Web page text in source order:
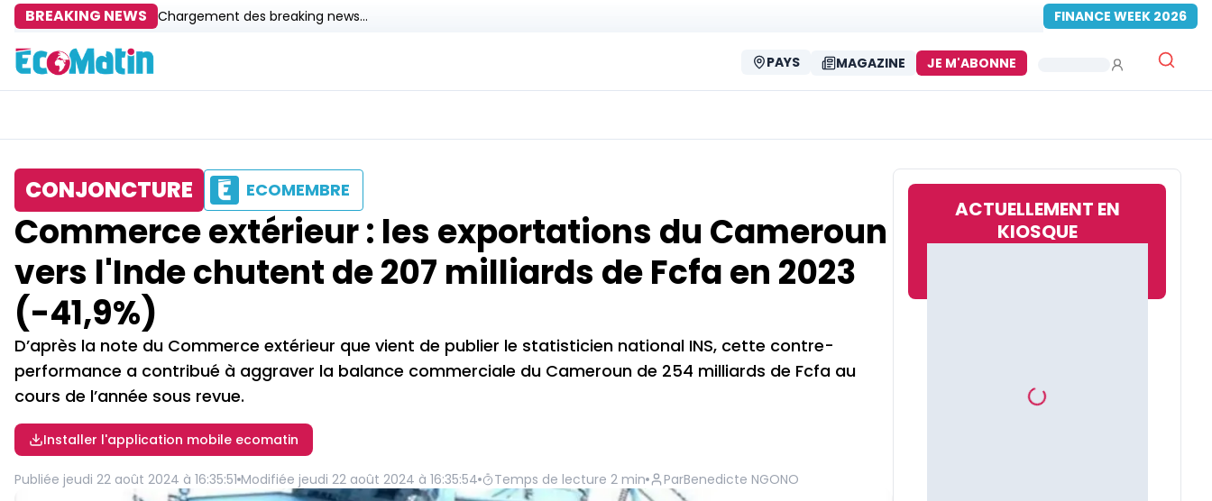
BREAKING NEWS Chargement des breaking news... FINANCE WEEK 2026
PAYS MAGAZINE JE M'ABONNE
CONJONCTURE ECOMEMBRE
Commerce extérieur : les exportations du Cameroun
vers l'Inde chutent de 207 milliards de Fcfa en 2023
(-41,9%)
D’après la note du Commerce extérieur que vient de publier le statisticien national INS, cette contre-
performance a contribué à aggraver la balance commerciale du Cameroun de 254 milliards de Fcfa au
cours de l’année sous revue.
Installer l'application mobile ecomatin
Publiée jeudi 22 août 2024 à 16:35:51 Modifiée jeudi 22 août 2024 à 16:35:54 Temps de lecture 2 min ParBenedicte NGONO
ACTUELLEMENT EN
KIOSQUE